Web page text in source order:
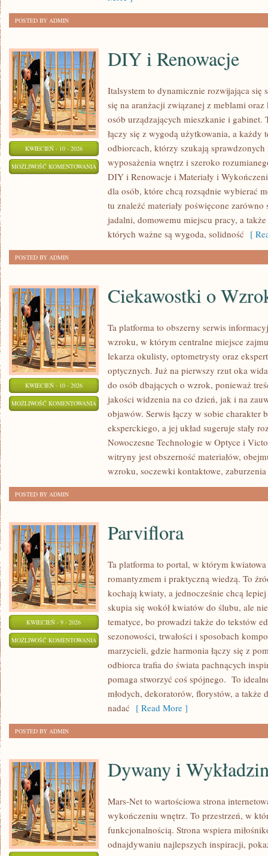
POSTED BY ADMIN
KWIECIEŃ - 10 - 2026
MOŻLIWOŚĆ KOMENTOWANIA
RENOWACJE
DIY i Renowacje
Italsystem to dynamicznie rozwijająca się
się na aranżacji związanej z meblami
osób urządzających mieszkanie i
łączy się z wygodą użytkowania, a każdy
odbiorcach, którzy szukają
wyposażenia wnętrz i szeroko
DIY i Renowacje i Materiały i
dla osób, które chcą rozsądnie wybierać
tu znaleźć materiały poświęcone
jadalni, domowemu miejscu pracy, a
których ważne są wygoda, solidność [
POSTED BY ADMIN
KWIECIEŃ - 10 - 2026
MOŻLIWOŚĆ KOMENTOWANIA CIEKAWOSTKI
WZROKU
Ciekawostki o
Ta platforma to obszerny serwis
wzroku, w którym centralne miejsce
lekarza okulisty, optometrysty oraz
optycznych. Już na pierwszy rzut oka
do osób dbających o wzrok, ponieważ
jakości widzenia na co dzień, jak i na
objawów. Serwis łączy w sobie charakter
eksperckiego, a jej układ sugeruje stały
Nowoczesne Technologie w Optyce i
witryny jest obszerność materiałów,
wzroku, soczewki kontaktowe, zaburzenia
POSTED BY ADMIN
KWIECIEŃ - 9 - 2026
MOŻLIWOŚĆ KOMENTOWANIA PARVIFLORA
Parviflora
Ta platforma to portal, w którym
romantyzmem i praktyczną wiedzą. To
kochają kwiaty, a jednocześnie chcą
skupia się wokół kwiatów do ślubu, ale
tematyce, bo prowadzi także do tekstów
sezonowości, trwałości i sposobach
marzycieli, gdzie harmonia łączy się z
odbiorca trafia do świata pachnących
pomaga stworzyć coś spójnego. To
młodych, dekoratorów, florystów, a także
nadać [ Read More ]
POSTED BY ADMIN
Dywany i
Mars-Net to wartościowa strona
wykończeniu wnętrz. To przestrzeń, w
funkcjonalnością. Strona wspiera
odnajdywaniu najlepszych inspiracji,